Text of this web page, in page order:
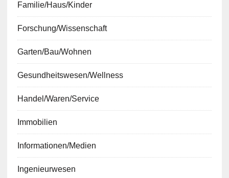
Familie/Haus/Kinder
Forschung/Wissenschaft
Garten/Bau/Wohnen
Gesundheitswesen/Wellness
Handel/Waren/Service
Immobilien
Informationen/Medien
Ingenieurwesen